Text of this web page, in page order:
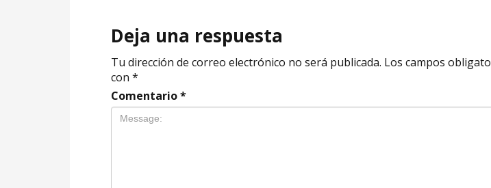
Deja una respuesta
Tu dirección de correo electrónico no será publicada. Los campos
con *
Comentario*